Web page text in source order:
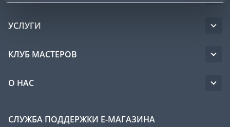
УСЛУГИ
КЛУБ МАСТЕРОВ
О НАС
СЛУЖБА ПОДДЕРЖКИ Е-МАГАЗИНА